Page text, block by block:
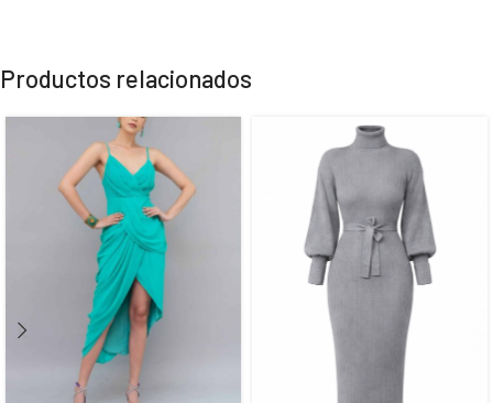
Productos relacionados